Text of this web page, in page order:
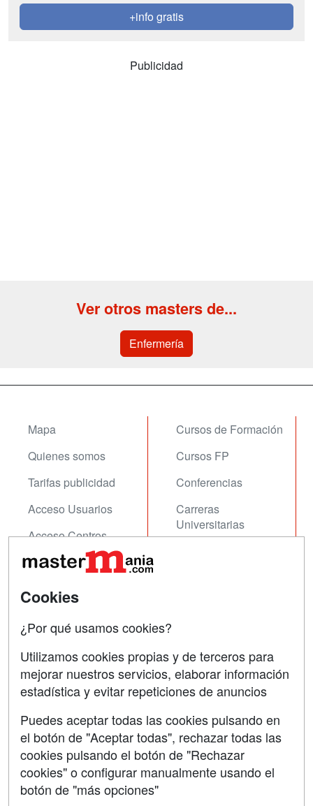
+info gratis
Publicidad
Ver otros masters de...
Enfermería
Mapa
Quienes somos
Tarifas publicidad
Acceso Usuarios
Acceso Centros
Cursos de Formación
Cursos FP
Conferencias
Carreras
Universitarias
Contactar
Copyleft
Grupo formazion:
Cookies
¿Por qué usamos cookies?
Utilizamos cookies propias y de terceros para
mejorar nuestros servicios, elaborar información
estadística y evitar repeticiones de anuncios
Puedes aceptar todas las cookies pulsando en
el botón de "Aceptar todas", rechazar todas las
cookies pulsando el botón de "Rechazar
cookies" o configurar manualmente usando el
botón de "más opciones"